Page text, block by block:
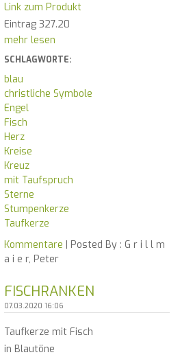
Link zum Produkt
Eintrag 327.20
mehr lesen
SCHLAGWORTE:
blau
christliche Symbole
Engel
Fisch
Herz
Kreise
Kreuz
mit Taufspruch
Sterne
Stumpenkerze
Taufkerze
Kommentare | Posted By : G r i l l m
a i e r, Peter
FISCHRANKEN
07.03.2020 16:06
Taufkerze mit Fisch
in Blautöne